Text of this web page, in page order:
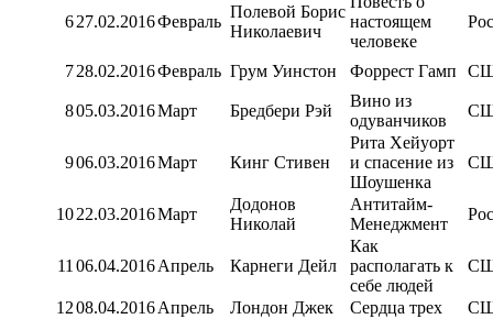
627.02.2016Февраль
Полевой Борис
Николаевич
настоящем
человеке
728.02.2016Февраль Грум Уинстон Форрест Гамп
805.03.2016Март Бредбери Рэй
Вино из
одуванчиков
906.03.2016Март Кинг Стивен
Рита Хейуорт
и спасение из
Шоушенка
1022.03.2016Март
Додонов
Николай
Антитайм-
Менеджмент
11 06.04.2016Апрель Карнеги Дейл
Как
располагать к
себе людей
1208.04.2016Апрель Лондон Джек Сердца трех